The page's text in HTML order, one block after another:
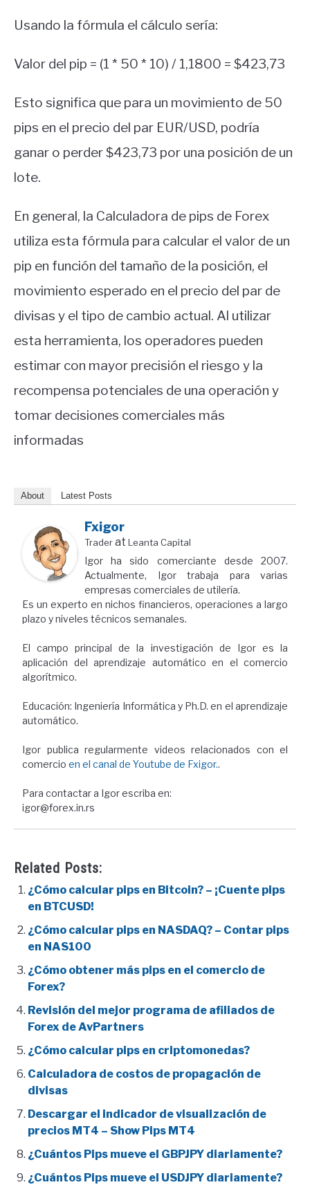
Usando la fórmula el cálculo sería:
Valor del pip = (1 * 50 * 10) / 1,1800 = $423,73
Esto significa que para un movimiento de 50
pips en el precio del par EUR/USD, podría
ganar o perder $423,73 por una posición de un
lote.
En general, la Calculadora de pips de Forex
utiliza esta fórmula para calcular el valor de un
pip en función del tamaño de la posición, el
movimiento esperado en el precio del par de
divisas y el tipo de cambio actual. Al utilizar
esta herramienta, los operadores pueden
estimar con mayor precisión el riesgo y la
recompensa potenciales de una operación y
tomar decisiones comerciales más
informadas
About Latest Posts
Fxigor
Traderat Leanta Capital
Igor ha sido comerciante desde 2007.
Actualmente, Igor trabaja para varias
empresas comerciales de utilería.
Es un experto en nichos financieros, operaciones a largo
plazo y niveles técnicos semanales.
El campo principal de la investigación de Igor es la
aplicación del aprendizaje automático en el comercio
algorítmico.
Educación: Ingeniería Informática y Ph.D. en el aprendizaje
automático.
Igor publica regularmente videos relacionados con el
comercio en el canal de Youtube de Fxigor..
Para contactar a Igor escriba en:
igor@forex.in.rs
Related Posts:
¿Cómo calcular pips en Bitcoin? – ¡Cuente pips
en BTCUSD!
¿Cómo calcular pips en NASDAQ? – Contar pips
en NAS100
¿Cómo obtener más pips en el comercio de
Forex?
Revisión del mejor programa de afiliados de
Forex de AvPartners
¿Cómo calcular pips en criptomonedas?
Calculadora de costos de propagación de
divisas
Descargar el indicador de visualización de
precios MT4 – Show Pips MT4
¿Cuántos Pips mueve el GBPJPY diariamente?
¿Cuántos Pips mueve el USDJPY diariamente?